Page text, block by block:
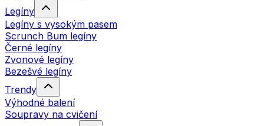
Legíny
Legíny s vysokým pasem
Scrunch Bum legíny
Černé legíny
Zvonové legíny
Bezešvé legíny
Trendy
Výhodné balení
Soupravy na cvičení